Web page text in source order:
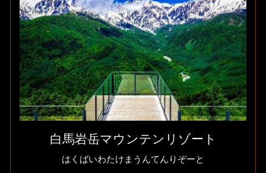
白馬岩岳マウンテンリゾート
はくばいわたけまうんてんりぞーと